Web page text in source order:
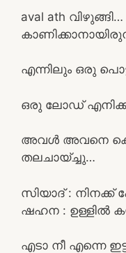
aval ath
എന്നിലും ഒരു
ഒരു ലോഡ്
അവൾ അവനെ
തലചായ്ച്ചു…
സിയാദ് : നിനക്ക്
ഷഹന : ഉള്ളില്‍
എടാ നീ എന്നെ